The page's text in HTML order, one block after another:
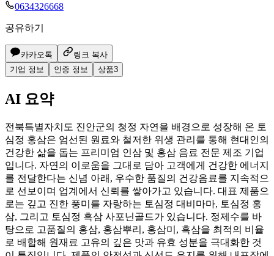
0634326668
공유하기
카카오톡
링크 복사
기업 정보
인증 정보 상품3
AI 요약
전북특별자치도 진안군의 청정 자연을 배경으로 성장해 온 토
심정 홍삼은 엄선된 원료와 철저한 위생 관리를 통해 현대인의
건강한 삶을 돕는 프리미엄 인삼 및 홍삼 음료 전문 제조 기업
입니다. 자연의 이로움을 그대로 담아 고객에게 건강한 에너지
를 전달한다는 신념 아래, 우수한 품질의 건강음료를 지속적으
로 선보이며 업계에서 신뢰를 쌓아가고 있습니다. 대표 제품으
로는 깊고 진한 풍미를 자랑하는 토심정 대비마마, 토심정 홍
삼, 그리고 토심정 흑삼 사포닌골드가 있습니다. 정제수를 바
탕으로 고품질의 홍삼, 홍삼뿌리, 홍삼미, 흑삼을 최적의 비율
로 배합해 원재료 고유의 깊은 맛과 유효 성분을 극대화한 것